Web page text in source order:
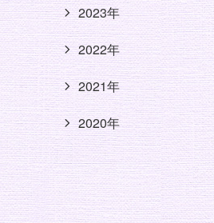
2023年
2022年
2021年
2020年